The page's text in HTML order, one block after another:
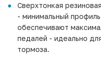
Сверхтонкая
- минимальный
обеспечивают
педалей - идеально
тормоза.